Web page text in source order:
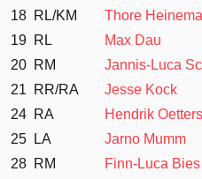
18 RL/KM Thore
19 RL Max Dau
20 RM Jannis-Luca
21
RR/RA Jesse Kock
24 RA Hendrik
25
LA Jarno Mumm
28 RM Finn-Luca Bies